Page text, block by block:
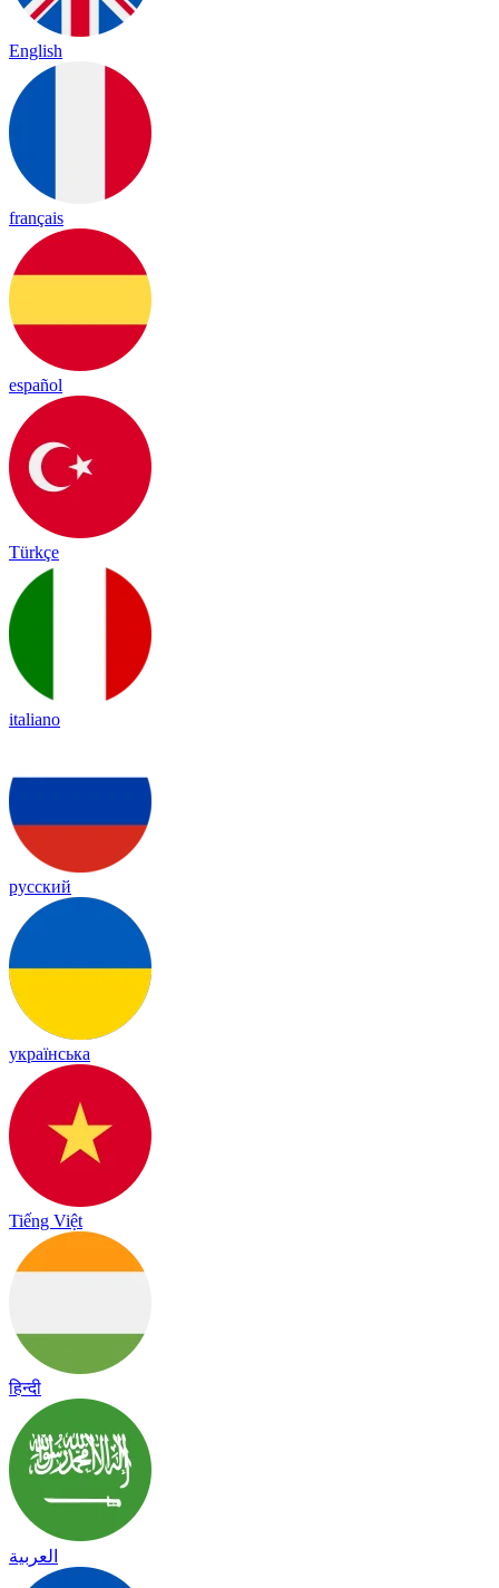
English
français
español
Türkçe
italiano
русский
українська
Tiếng Việt
हिन्दी
العربية